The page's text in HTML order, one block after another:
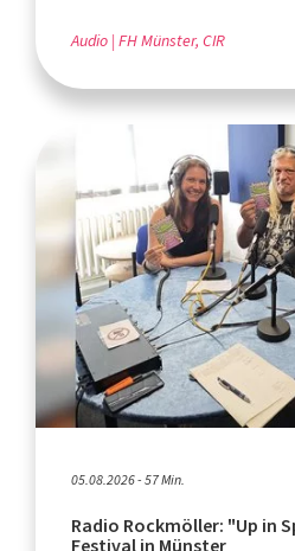
Audio FH Münster, CIR
05.08.2026 - 57 Min.
Radio Rockmöller: "Up in
Festival in Münster